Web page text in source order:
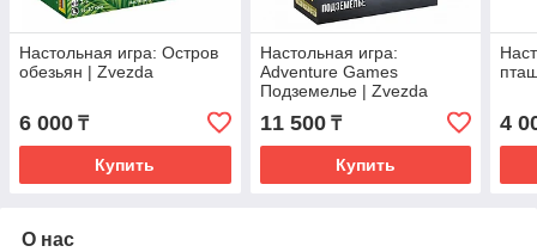
Настольная игра: Остров
обезьян | Zvezda
6 000 ₸
Купить
Настольная игра:
Adventure Games
Подземелье | Zvezda
11 500₸
Купить
4
О нас